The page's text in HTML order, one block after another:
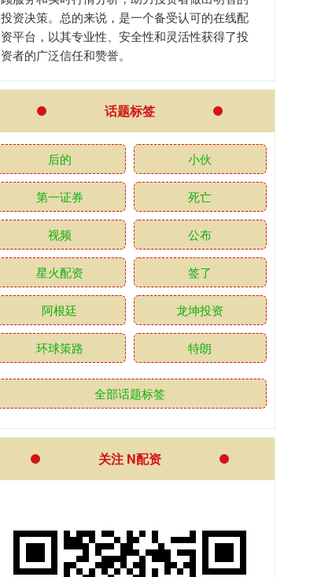
投资决策。总的来说，是一个备受认可的在线配
资平台，以其专业性、安全性和灵活性获得了投
资者的广泛信任和赞誉。
话题标签
后的 小伙
第一证券 死亡
视频 公布
星火配资 签了
阿根廷 龙坤投资
环球策路 特朗
全部话题标签
关注 N配资